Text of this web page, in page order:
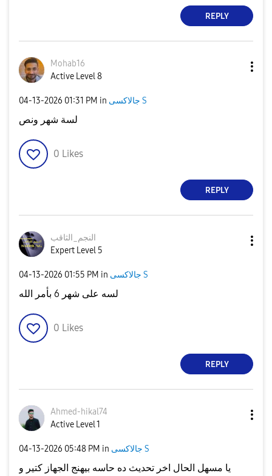
REPLY
Mohab16
Active Level 8
‎04-13-2026 01:31 PM in جالاكسى S
لسة شهر ونص
0 Likes
REPLY
النجم_الثاقب
Expert Level 5
‎04-13-2026 01:55 PM in جالاكسى S
لسه على شهر 6 بأمر الله
0 Likes
REPLY
Ahmed-hikal74
Active Level 1
‎04-13-2026 05:48 PM in جالاكسى S
يا مسهل الحال اخر تحديث ده حاسه بيهنج الجهاز كتير و